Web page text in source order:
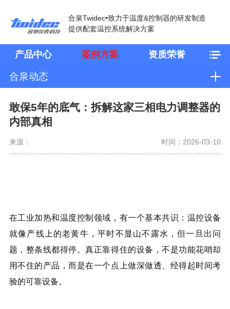
合泉Twidec•致力于温度&控制器的研发制造
提供配套温控系统解决方案
产品中心 案例方案 资质荣誉
合泉动态
敢保5年的底气：拆解这家三相电力调整器的
内部真相
来源： 时间：2026-03-10
在工业加热和温度控制领域，有一个基本共识：温控设备
就像产线上的老黄牛，平时不显山不露水，但一旦出问
题，整条线都得停。真正靠得住的设备，不是功能花哨却
用不住的产品，而是在一个点上做深做透、经得起时间考
验的可靠设备。